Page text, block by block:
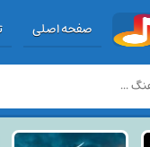
صفحه اصلی